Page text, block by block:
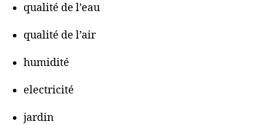
qualité de l’eau
qualité de l’air
humidité
electricité
jardin